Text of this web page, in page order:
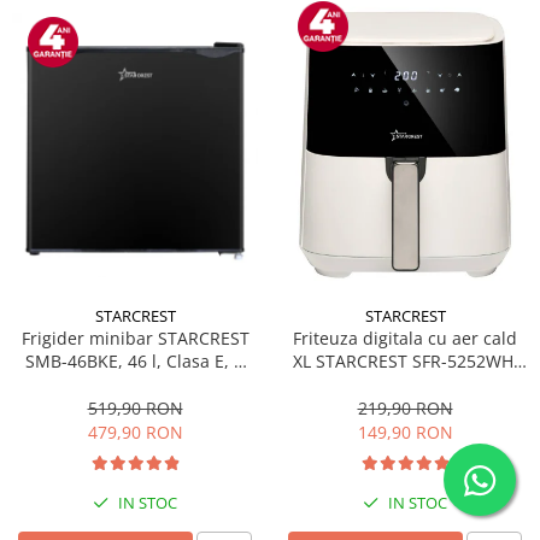
STARCREST
Frigider minibar STARCREST
SMB-46BKE, 46 l, Clasa E, H
519,90 RON
479,90 RON
IN STOC
STARCREST
Friteuza digitala cu aer cald
XL STARCREST SFR-5252WH,
200 °C, 8 programe
predefinite, Alb
219,90 RON
149,90 RON
IN STOC